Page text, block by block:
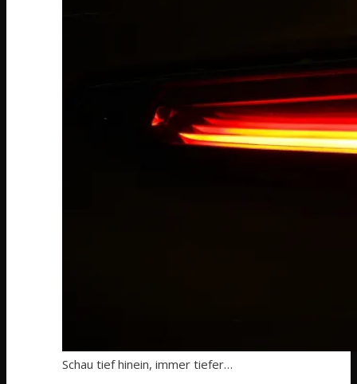
Schau tief hinein, immer tiefer…